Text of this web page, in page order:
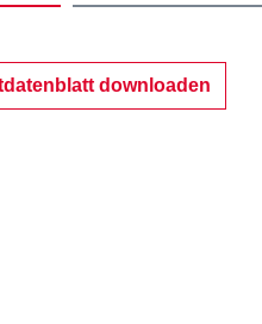
downloaden